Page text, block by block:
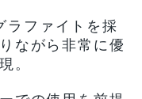
ラファイトを採
ながら非常に優
。